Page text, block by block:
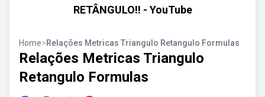
RETÂNGULO!! - YouTube
Home>Relações Metricas Triangulo Retangulo Formulas
Relações Metricas Triangulo
Retangulo Formulas